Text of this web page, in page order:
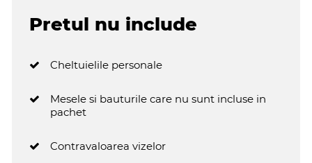
Pretul nu include
Cheltuielile personale
Mesele si bauturile care nu sunt incluse in
pachet
Contravaloarea vizelor